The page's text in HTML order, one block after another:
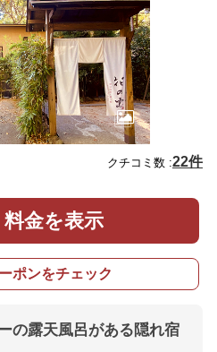
クチコミ数 :22件
料金を表示
ポンをチェック
の露天風呂がある隠れ宿